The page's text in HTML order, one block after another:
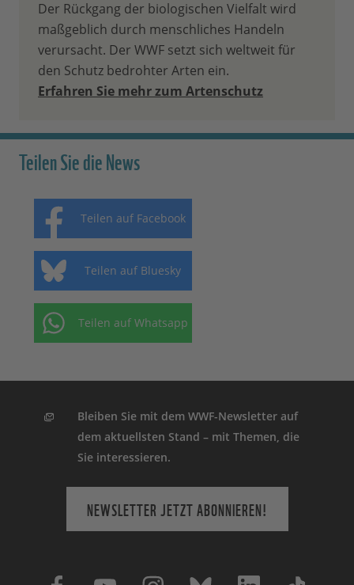
Der Rückgang der biologischen Vielfalt wird
maßgeblich durch menschliches Handeln
verursacht. Der WWF setzt sich weltweit für
den Schutz bedrohter Arten ein.
Erfahren Sie mehr zum Artenschutz
Teilen Sie die News
Teilen auf Facebook
Teilen auf Bluesky
Teilen auf Whatsapp
Bleiben Sie mit dem WWF-Newsletter auf
dem aktuellsten Stand – mit Themen, die
Sie interessieren.
NEWSLETTER JETZT ABONNIEREN!